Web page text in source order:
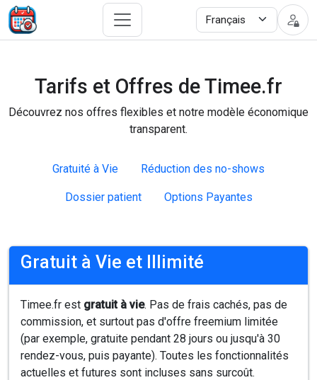
Tarifs et Offres de Timee.fr
Découvrez nos offres flexibles et notre modèle économique
transparent.
Gratuité à Vie Réduction des no-shows
Dossier patient Options Payantes
Gratuit à Vie et Illimité
Timee.fr est gratuit à vie. Pas de frais cachés, pas de
commission, et surtout pas d'offre freemium limitée
(par exemple, gratuite pendant 28 jours ou jusqu'à 30
rendez-vous, puis payante). Toutes les fonctionnalités
actuelles et futures sont incluses sans surcoût.